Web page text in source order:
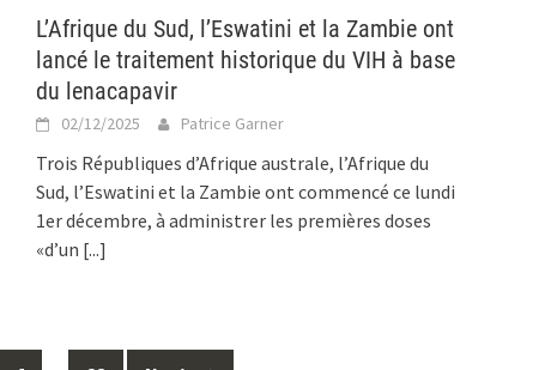
L’Afrique du Sud, l’Eswatini et la Zambie ont
lancé le traitement historique du VIH à base
du lenacapavir
02/12/2025 Patrice Garner
Trois Républiques d’Afrique australe, l’Afrique du
Sud, l’Eswatini et la Zambie ont commencé ce lundi
1er décembre, à administrer les premières doses
«d’un [...]